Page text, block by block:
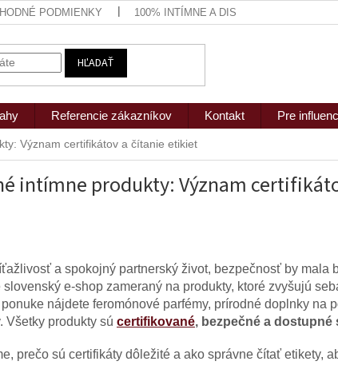
PODMIENKY 100% INTÍMNE A DISKRÉTNE ZASLANIE
HĽADAŤ
Referencie zákazníkov Kontakt Pre
Význam certifikátov a čítanie etikiet
intímne produkty: Význam
a spokojný partnerský život, bezpečnosť by mala
slovenský e-shop zameraný na produkty, ktoré zvyšujú
nájdete feromónové parfémy, prírodné doplnky na
Všetky produkty sú certifikované, bezpečné a dostupné
prečo sú certifikáty dôležité a ako správne čítať etikety,